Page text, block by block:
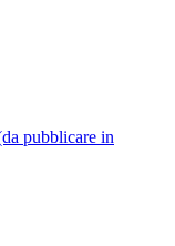
pubblicare in